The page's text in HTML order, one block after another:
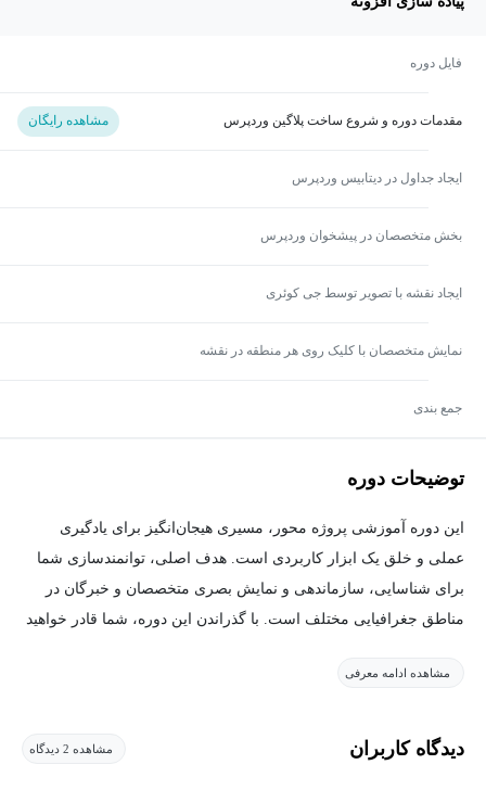
فایل دوره
مقدمات دوره و شروع ساخت پلاگین وردپرس مشاهده رایگان
ایجاد جداول در دیتابیس وردپرس
بخش متخصصان در پیشخوان وردپرس
ایجاد نقشه با تصویر توسط جی کوئری
نمایش متخصصان با کلیک روی هر منطقه در نقشه
جمع بندی
توضیحات دوره
این دوره آموزشی پروژه محور، مسیری هیجان‌انگیز برای یادگیری
عملی و خلق یک ابزار کاربردی است. هدف اصلی، توانمندسازی شما
برای شناسایی، سازماندهی و نمایش بصری متخصصان و خبرگان در
مناطق جغرافیایی مختلف است. با گذراندن این دوره، شما قادر خواهید
افراد متخصص مورد نیاز خود را در شهر یا منطقه خود یافته و با آن‌ها
پروژه واقعی تلفیق کرده و شما را در مسیر تبدیل ایده‌ها به واقعیت
مشاهده ادامه معرفی
دیدگاه کاربران مشاهده 2 دیدگاه